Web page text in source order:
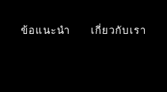
ข้อแนะนำ เกี่ยวกับเรา